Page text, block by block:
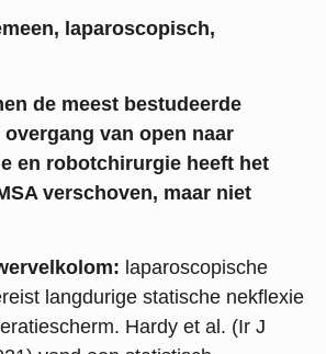
laparoscopisch,
de meest bestudeerde
van open naar
en robotchirurgie heeft het
verschoven, maar niet
laparoscopische
langdurige statische nekflexie
Hardy et al. (Ir J